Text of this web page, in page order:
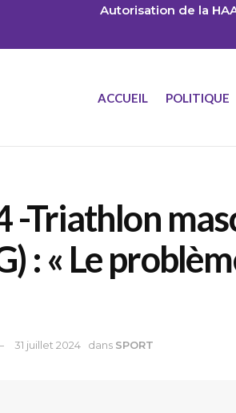
Autorisation de la
ACCUEIL POLITIQUE
-Triathlon
: « Le
31 juillet 2024 dans SPORT